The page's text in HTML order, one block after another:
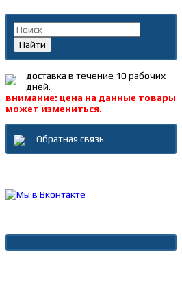
Найти
доставка в течение 10 рабочих
дней.
внимание: цена на данные товары
может измениться.
Обратная связь